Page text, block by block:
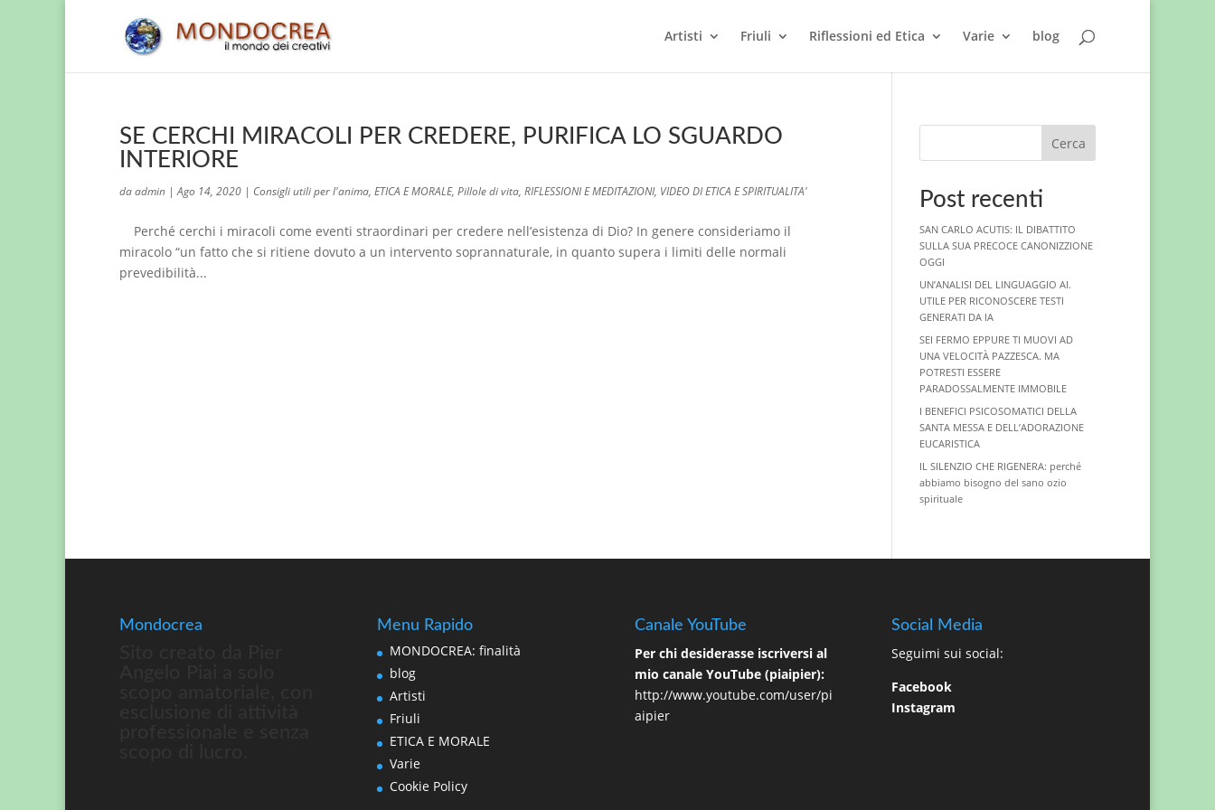
Artisti Friuli Riflessioni ed Etica Varie blog
SE CERCHI MIRACOLI PER CREDERE, PURIFICA LO SGUARDO
INTERIORE
daadmin |Ago 14, 2020 | Consigli utili per l'anima, ETICA E MORALE, Pillole di vita, RIFLESSIONI E MEDITAZIONI, VIDEO DI ETICA E SPIRITUALITA'
Perché cerchi i miracoli come eventi straordinari per credere nell’esistenza di Dio? In genere consideriamo il
miracolo “un fatto che si ritiene dovuto a un intervento soprannaturale, in quanto supera i limiti delle normali
prevedibilità...
Cerca
Post recenti
SAN CARLO ACUTIS: IL DIBATTITO
SULLA SUA PRECOCE CANONIZZIONE
OGGI
UN’ANALISI DEL LINGUAGGIO AI.
UTILE PER RICONOSCERE TESTI
GENERATI DA IA
SEI FERMO EPPURE TI MUOVI AD
UNA VELOCITÀ PAZZESCA. MA
POTRESTI ESSERE
PARADOSSALMENTE IMMOBILE
I BENEFICI PSICOSOMATICI DELLA
SANTA MESSA E DELL’ADORAZIONE
EUCARISTICA
IL SILENZIO CHE RIGENERA: perché
abbiamo bisogno del sano ozio
spirituale
Mondocrea Menu Rapido
MONDOCREA: finalità
blog
Artisti
Friuli
ETICA E MORALE
Varie
Cookie Policy
Canale YouTube
Per chi desiderasse iscriversi al
mio canale YouTube (piaipier):
http://www.youtube.com/user/pi
aipier
Social Media
Seguimi sui social:
Facebook
Instagram